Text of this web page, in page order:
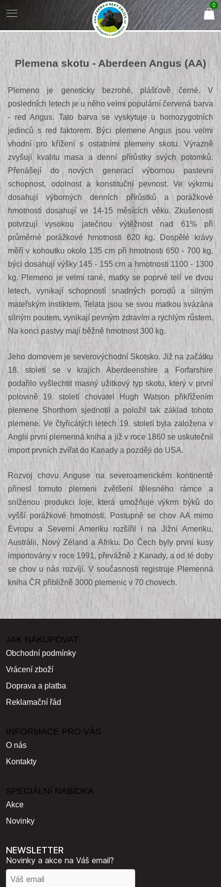
Plemena skotu - Aberdeen Angus (AA)
Plemeno je geneticky bezrohé, plášťově černé. V
posledních letech je u něho velmi populární červená barva
- red Angus. Tato barva se vyskytuje u homozygotních
jedinců s red faktorem. Býci plemene Angus jsou velmi
vhodní pro křížení s ostatními plemeny skotu. Výrazně
zvyšují kvalitu masa a denní přírůstky svých potomků.
Přenášejí do nových generací výbornou pastevní
schopnost, odolnost a konstituční pevnost. Ve výkrmu
dosahují výborných denních přírůstků a porážkové
hmotnosti dosahují ve 14-15 měsících věku. Zkušenosti
potvrzují vysokou jatečnou výtěžnost nad 61% při
průměrné porážkové hmotnosti 620 kg. Dospělé krávy
měří v kohoutku okolo 135 cm při hmotnosti 650 - 700 kg,
býci dosahují výšky 145 - 155 cm a hmotnosti 1100 - 1300
kg. Plemeno je velmi rané, matky se poprvé telí ve dvou
letech, vynikají schopností snadných porodů a silným
mateřským instiktem. Telata jsou se svou matkou svázána
silným poutem, vynikají pevným zdravím a rychlým růstem.
Na konci pastvy mají běžně hmotnost 300 kg.
Jeho domovem je severovýchodní Skotsko. Již na začátku
18. století se v krajích Aberdeenshire a Forfarshire
podařilo vyšlechtit masný užitkový typ skotu, který v první
polovině 19. století chovatel Hugh Watson přikřížením
plemene Shorthorn sjednotil a položil tak základ tohoto
plemene. Ve čtyřicátých letech 19. století byla založena v
Anglii první plemenná kniha a již v roce 1860 se uskutečnil
import prvních zvířat do Kanady a později do USA.
Rozvoj chovu Anguse na severoamerickém kontinentě
přinesl tomuto plemeni zvětšení tělesného rámce a
sníženou produkci loje, která umožňuje výkrm býků do
vyšší porážkové hmotnosti. Postupně se chov AA mimo
Evropu a Severní Ameriku rozšířil i na Jižní Ameriku,
Austrálii, Nový Zéland a Afriku. Do Čech byly první kusy
importovány v roce 1991, převážně z Kanady, a od té doby
se chov u nás rozvíjí. V současnosti registruje Plemenná
kniha ČR přibližně 3000 plemenic v 70 chovech.
0
JAK NAKUPOVAT
Obchodní podmínky
Vrácení zboží
Doprava a platba
Reklamační řád
INFORMACE PRO VÁS
O nás
Kontakty
SPECIÁLNÍ NABÍDKA
Akce
Novinky
NEWSLETTER
Novinky a akce na Váš email?